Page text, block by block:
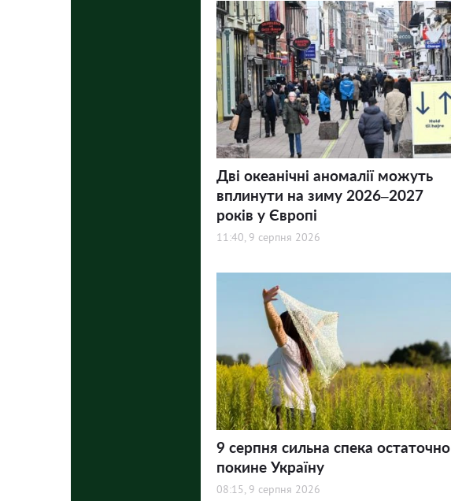
Дві океанічні аномалії можуть
вплинути на зиму 2026–2027
років у Європі
11:40, 9 серпня 2026
9 серпня сильна спека остаточно
покине Україну
08:15, 9 серпня 2026